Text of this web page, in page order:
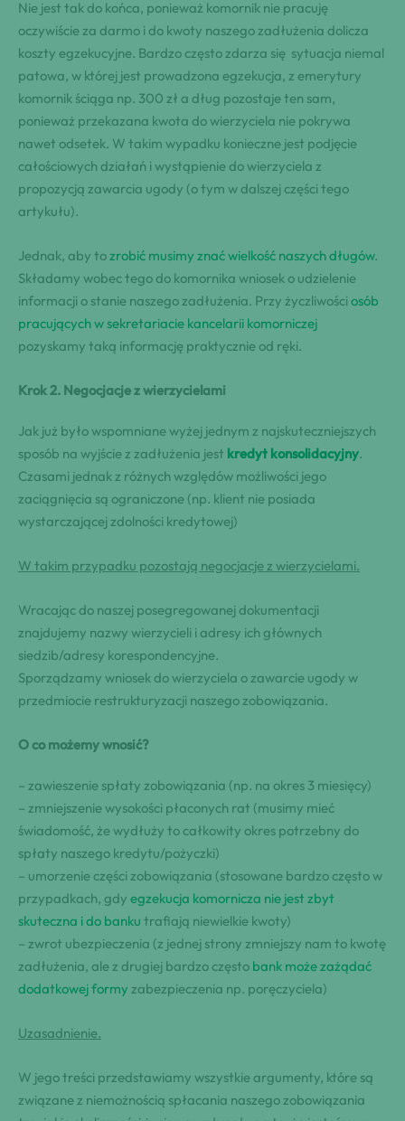
Nie jest tak do końca, ponieważ komornik nie pracuję
oczywiście za darmo i do kwoty naszego zadłużenia dolicza
koszty egzekucyjne. Bardzo często zdarza się sytuacja niemal
patowa, w której jest prowadzona egzekucja, z emerytury
komornik ściąga np. 300 zł a dług pozostaje ten sam,
ponieważ przekazana kwota do wierzyciela nie pokrywa
nawet odsetek. W takim wypadku konieczne jest podjęcie
całościowych działań i wystąpienie do wierzyciela z
propozycją zawarcia ugody (o tym w dalszej części tego
artykułu).
Jednak, aby tozrobić musimy znać wielkość naszych długów.
Składamy wobec tego do komornika wniosek o udzielenie
informacji o stanie naszego zadłużenia. Przy życzliwości osób
pracujących w sekretariacie kancelarii komorniczej
pozyskamy taką informację praktycznie od ręki.
Krok 2. Negocjacje z wierzycielami
Jak już było wspomniane wyżej jednym z najskuteczniejszych
sposób na wyjście z zadłużenia jest kredyt konsolidacyjny.
Czasami jednak z różnych względów możliwości jego
zaciągnięcia są ograniczone (np. klient nie posiada
wystarczającej zdolności kredytowej)
W takim przypadku pozostają negocjacje z wierzycielami.
Wracając do naszej posegregowanej dokumentacji
znajdujemy nazwy wierzycieli i adresy ich głównych
siedzib/adresy korespondencyjne.
Sporządzamy wniosek do wierzyciela o zawarcie ugody w
przedmiocie restrukturyzacji naszego zobowiązania.
O co możemy wnosić?
– zawieszenie spłaty zobowiązania (np. na okres 3 miesięcy)
– zmniejszenie wysokości płaconych rat (musimy mieć
świadomość, że wydłuży to całkowity okres potrzebny do
spłaty naszego kredytu/pożyczki)
– umorzenie części zobowiązania (stosowane bardzo często w
przypadkach, gdy egzekucja komornicza nie jest zbyt
skuteczna i do banku trafiają niewielkie kwoty)
– zwrot ubezpieczenia (z jednej strony zmniejszy nam to kwotę
zadłużenia, ale z drugiej bardzo często bank może zażądać
dodatkowej formy zabezpieczenia np. poręczyciela)
Uzasadnienie.
W jego treści przedstawiamy wszystkie argumenty, które są
związane z niemożnością spłacania naszego zobowiązania